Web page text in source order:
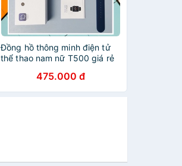
Đồng hồ thông minh điện tử
thể thao nam nữ T500 giá rẻ
kèm chống nước phiên bản
giới hạn
475.000 đ